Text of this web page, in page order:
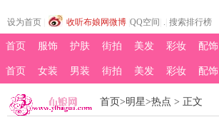
设为首页 收听布娘网微博 QQ空间 . 搜索排行榜
首页 服饰 护肤 街拍 美发 彩妆 配饰
首页 女装 男装 街拍 美发 彩妆 配饰
娱乐 热点
首页>明星>热点 > 正文